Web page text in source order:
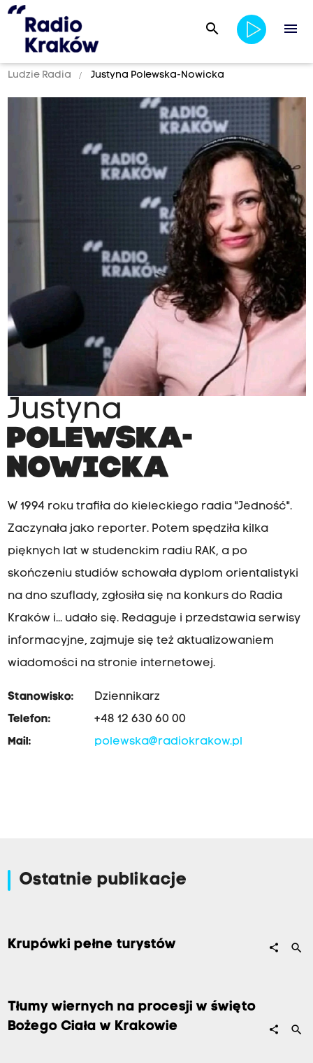
search menu
Ludzie Radia Justyna Polewska-Nowicka
Justyna
POLEWSKA-
NOWICKA
W 1994 roku trafiła do kieleckiego radia "Jedność".
Zaczynała jako reporter. Potem spędziła kilka
pięknych lat w studenckim radiu RAK, a po
skończeniu studiów schowała dyplom orientalistyki
na dno szuflady, zgłosiła się na konkurs do Radia
Kraków i... udało się. Redaguje i przedstawia serwisy
informacyjne, zajmuje się też aktualizowaniem
wiadomości na stronie internetowej.
Stanowisko:
Dziennikarz
Telefon:
+48 12 630 60 00
Mail:
polewska@radiokrakow.pl
Ostatnie publikacje
Krupówki pełne turystów share search
Tłumy wiernych na procesji w święto
Bożego Ciała w Krakowie
share search